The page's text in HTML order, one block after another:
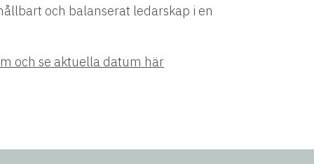
och balanserat ledarskap i en
och se aktuella datum här